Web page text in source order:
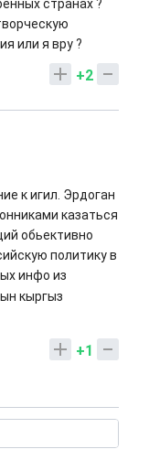
странах ?
или я вру ?
+2
к игил. Эрдоган
казаться
обьективно
политику в
инфо из
кыргыз
+1